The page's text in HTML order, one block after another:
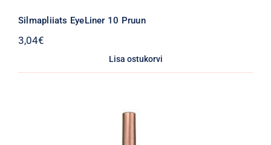
Silmapliiats EyeLiner 10 Pruun
3,04€
Lisa ostukorvi